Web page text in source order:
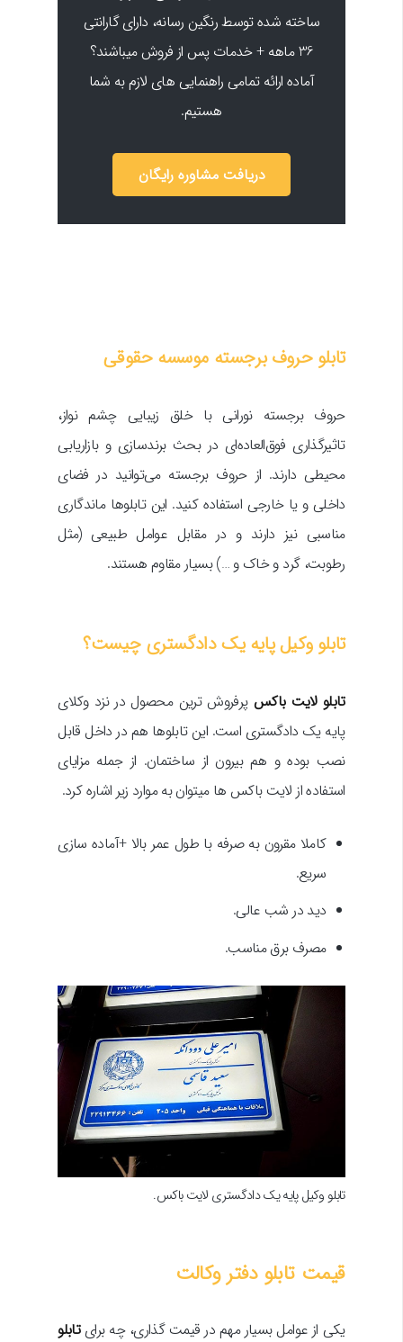
ساخته شده توسط رنگین رسانه، دارای گارانتی
36 ماهه + خدمات پس از فروش میباشند؟
آماده ارائه تمامی راهنمایی های لازم به شما
هستیم.
دریافت مشاوره رایگان
تابلو حروف برجسته موسسه حقوقی
حروف برجسته نورانی با خلق زیبایی چشم نواز،
تاثیرگذاری فوق‌العاده‌ای در بحث برندسازی و بازاریابی
محیطی دارند. از حروف برجسته می‌توانید در فضای
داخلی و یا خارجی استفاده کنید. این تابلو‌ها ماندگاری
مناسبی نیز دارند و در مقابل عوامل طبیعی (مثل
رطوبت، گرد و خاک و …) بسیار مقاوم هستند.
تابلو وکیل پایه یک دادگستری چیست؟
تابلو لایت باکس پرفروش ترین محصول در نزد وکلای
پایه یک دادگستری است. این تابلوها هم در داخل قابل
نصب بوده و هم بیرون از ساختمان. از جمله مزایای
استفاده از لایت باکس ها میتوان به موارد زیر اشاره کرد.
کاملا مقرون به صرفه با طول عمر بالا +آماده سازی
سریع.
دید در شب عالی.
مصرف برق مناسب.
تابلو وکیل پایه یک دادگستری لایت باکس.
قیمت تابلو دفتر وکالت
یکی از عوامل بسیار مهم در قیمت گذاری، چه برایتابلو